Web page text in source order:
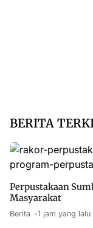
BERITA
Perpustakaan
Masyarakat
Berita 1 jam yang lalu